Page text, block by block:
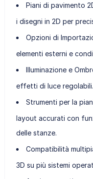
Piani di pavimento
i disegni in 2D per
Opzioni di
elementi esterni e
Illuminazione e
effetti di luce regolabili.
Strumenti per la
layout accurati con
delle stanze.
Compatibilità
3D su più sistemi